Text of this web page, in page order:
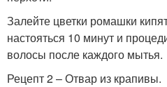
Залейте цветки ромашки
настояться 10 минут и
волосы после каждого мытья.
Рецепт 2 – Отвар из крапивы.